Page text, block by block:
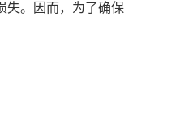
失。因而，为了确保